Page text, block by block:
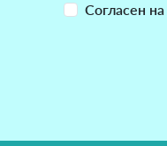
Согласен на